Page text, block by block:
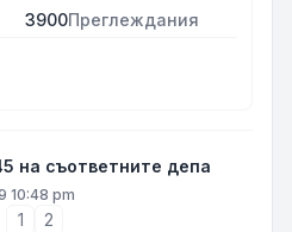
3900Преглеждания
на съответните депа
10:48 pm
1 2